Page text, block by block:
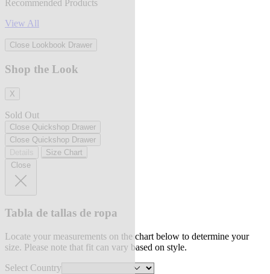
Recommended Products
View All
Close Lookbook Drawer
Shop the Look
X
Sold Out
Close Quickshop Drawer
Close Quickshop Drawer
Size Chart
Close
Tabla de tallas de ropa
Locate your measurements on the chart below to determine your
size. Please note that fit can vary based on style.
Select Country